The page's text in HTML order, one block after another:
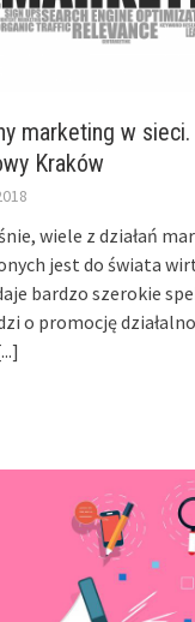
marketing w
Kraków
wiele z działań
jest do świata
bardzo szerokie
o promocję